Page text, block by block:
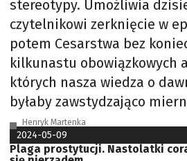
stereotypy. Umożliwia
czytelnikowi zerknięcie w
potem Cesarstwa bez
kilkunastu obowiązkowych
których nasza wiedza o
byłaby zawstydzająco
Henryk Martenka
2024-05-09
Plaga prostytucji. Nastolatki